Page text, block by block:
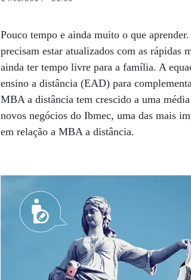
Pouco tempo e ainda muito o que
precisam estar atualizados com as rápidas
ainda ter tempo livre para a família. A
ensino a distância (EAD) para
MBA a distância tem crescido a uma
novos negócios do Ibmec, uma das mais
em relação a MBA a distância.